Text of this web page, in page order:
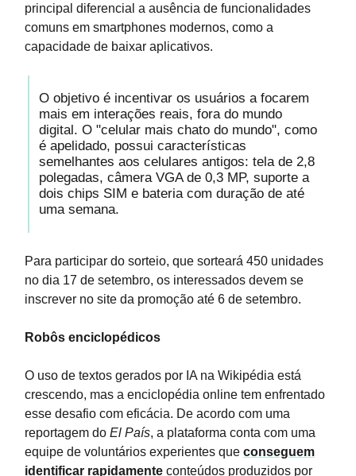
principal diferencial a ausência de funcionalidades
comuns em smartphones modernos, como a
capacidade de baixar aplicativos.
O objetivo é incentivar os usuários a focarem
mais em interações reais, fora do mundo
digital. O "celular mais chato do mundo", como
é apelidado, possui características
semelhantes aos celulares antigos: tela de 2,8
polegadas, câmera VGA de 0,3 MP, suporte a
dois chips SIM e bateria com duração de até
uma semana.
Para participar do sorteio, que sorteará 450 unidades
no dia 17 de setembro, os interessados devem se
inscrever no site da promoção até 6 de setembro.
Robôs enciclopédicos
O uso de textos gerados por IA na Wikipédia está
crescendo, mas a enciclopédia online tem enfrentado
esse desafio com eficácia. De acordo com uma
reportagem do El País, a plataforma conta com uma
equipe de voluntários experientes que conseguem
identificar rapidamente conteúdos produzidos por